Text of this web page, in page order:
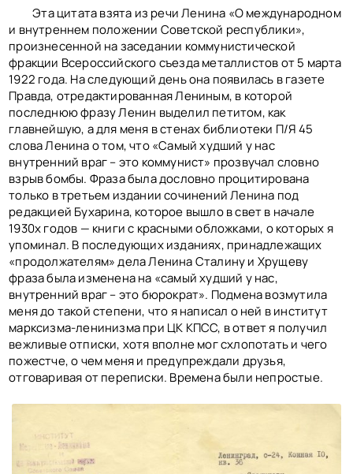
Эта цитата взята из речи Ленина «О международном
и внутреннем положении Советской республики»,
произнесенной на заседании коммунистической
фракции Всероссийского съезда металлистов от 5 марта
1922 года. На следующий день она появилась в газете
Правда, отредактированная Лениным, в которой
последнюю фразу Ленин выделил петитом, как
главнейшую, а для меня в стенах библиотеки П/Я 45
слова Ленина о том, что «Самый худший у нас
внутренний враг – это коммунист» прозвучал словно
взрыв бомбы. Фраза была дословно процитирована
только в третьем издании сочинений Ленина под
редакцией Бухарина, которое вышло в свет в начале
1930х годов — книги с красными обложками, о которых я
упоминал. В последующих изданиях, принадлежащих
«продолжателям» дела Ленина Сталину и Хрущеву
фраза была изменена на «самый худший у нас,
внутренний враг – это бюрократ». Подмена возмутила
меня до такой степени, что я написал о ней в институт
марксизма-ленинизма при ЦК КПСС, в ответ я получил
вежливые отписки, хотя вполне мог схлопотать и чего
пожестче, о чем меня и предупреждали друзья,
отговаривая от переписки. Времена были непростые.